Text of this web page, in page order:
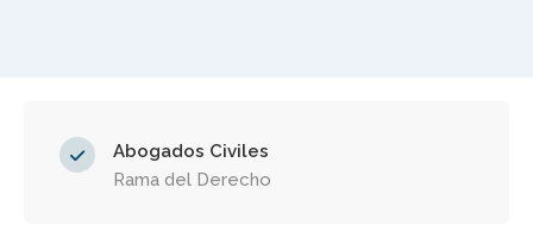
Abogados Civiles
Rama del Derecho